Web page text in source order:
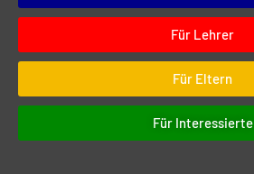
Für Lehrer
Für Eltern
Für Interessierte